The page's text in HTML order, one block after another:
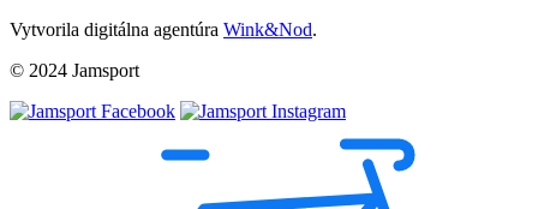
Vytvorila digitálna agentúra Wink&Nod.
© 2024 Jamsport